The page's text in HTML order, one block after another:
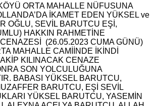
ORTA MAHALLE NÜFUSUNA
İKAMET EDEN YÜKSEL ve
OĞLU, SEVİL BARUTCU EŞİ,
HAKKIN RAHMETİNE
(26.05.2023 CUMA GÜNÜ)
MAHALLE CAMİİNDE İKİNDİ
KILINACAK CENAZE
SON YOLCULUĞUNA
BABASI YÜKSEL BARUTCU,
BARUTCU, EŞİ SEVİL
YÜKSEL BARUTCU, YASEMİN